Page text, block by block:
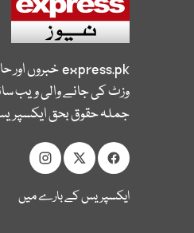
express.pkخبروں اور
وزٹ کی جانے والی ویب
جملہ حقوق بحق
ایکسپریس کے بارے میں